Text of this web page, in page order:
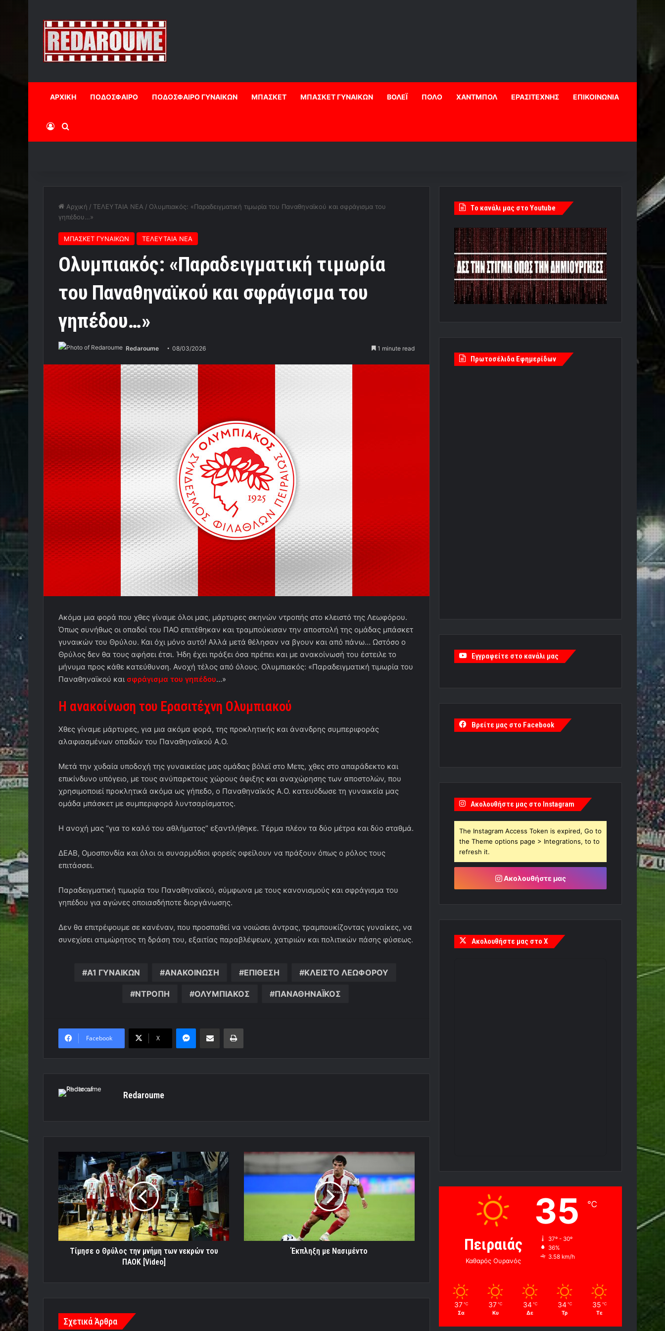
ΑΡΧΙΚΗ ΠΟΔΟΣΦΑΙΡΟ ΠΟΔΟΣΦΑΙΡΟ ΓΥΝΑΙΚΩΝ ΜΠΑΣΚΕΤ ΜΠΑΣΚΕΤ ΓΥΝΑΙΚΩΝ ΒΟΛΕΪ ΠΟΛΟ ΧΑΝΤΜΠΟΛ ΕΡΑΣΙΤΕΧΝΗΣ ΕΠΙΚΟΙΝΩΝΙΑ
Log InΑναζήτηση
Αρχική / ΤΕΛΕΥΤΑΙΑ ΝΕΑ / Ολυμπιακός: «Παραδειγματική τιμωρία του Παναθηναϊκού και σφράγισμα του
γηπέδου…»
ΜΠΑΣΚΕΤ ΓΥΝΑΙΚΩΝ ΤΕΛΕΥΤΑΙΑ ΝΕΑ
Ολυμπιακός: «Παραδειγματική τιμωρία
του Παναθηναϊκού και σφράγισμα του
γηπέδου…»
Redaroume 08/03/2026 1 minute read
Ακόμα μια φορά που χθες γίναμε όλοι μας, μάρτυρες σκηνών ντροπής στο κλειστό της Λεωφόρου.
Όπως συνήθως οι οπαδοί του ΠΑΟ επιτέθηκαν και τραμπούκισαν την αποστολή της ομάδας μπάσκετ
γυναικών του Θρύλου. Και όχι μόνο αυτό! Αλλά μετά θέλησαν να βγουν και από πάνω… Ωστόσο ο
Θρύλος δεν θα τους αφήσει έτσι. Ήδη έχει πράξει όσα πρέπει και με ανακοίνωσή του έστειλε το
μήνυμα προς κάθε κατεύθυνση. Ανοχή τέλος από όλους. Ολυμπιακός: «Παραδειγματική τιμωρία του
Παναθηναϊκού και σφράγισμα του γηπέδου…»
Η ανακοίνωση του Ερασιτέχνη Ολυμπιακού
Χθες γίναμε μάρτυρες, για μια ακόμα φορά, της προκλητικής και άνανδρης συμπεριφοράς
αλαφιασμένων οπαδών του Παναθηναϊκού Α.Ο.
Μετά την χυδαία υποδοχή της γυναικείας μας ομάδας βόλεϊ στο Μετς, χθες στο απαράδεκτο και
επικίνδυνο υπόγειο, με τους ανύπαρκτους χώρους άφιξης και αναχώρησης των αποστολών, που
χρησιμοποιεί προκλητικά ακόμα ως γήπεδο, ο Παναθηναϊκός Α.Ο. κατευόδωσε τη γυναικεία μας
ομάδα μπάσκετ με συμπεριφορά λυντσαρίσματος.
Η ανοχή μας “για το καλό του αθλήματος” εξαντλήθηκε. Τέρμα πλέον τα δύο μέτρα και δύο σταθμά.
ΔΕΑΒ, Ομοσπονδία και όλοι οι συναρμόδιοι φορείς οφείλουν να πράξουν όπως ο ρόλος τους
επιτάσσει.
Παραδειγματική τιμωρία του Παναθηναϊκού, σύμφωνα με τους κανονισμούς και σφράγισμα του
γηπέδου για αγώνες οποιασδήποτε διοργάνωσης.
Δεν θα επιτρέψουμε σε κανέναν, που προσπαθεί να νοιώσει άντρας, τραμπουκίζοντας γυναίκες, να
συνεχίσει ατιμώρητος τη δράση του, εξαιτίας παραβλέψεων, χατιριών και πολιτικών πάσης φύσεως.
Α1 ΓΥΝΑΙΚΩΝ ΑΝΑΚΟΙΝΩΣΗ ΕΠΙΘΕΣΗ ΚΛΕΙΣΤΟ ΛΕΩΦΟΡΟΥ
ΝΤΡΟΠΗ ΟΛΥΜΠΙΑΚΟΣ ΠΑΝΑΘΗΝΑΪΚΟΣ
Facebook X
MessengerΚοινοποίηση μέσω ηλεκτρονικού ταχυδρομείουΕκτύπωση
Redaroume
Τίμησε
Θρύλος
την
μνήμη
των
νεκρών
του
ΠΑΟΚ
[Video]Τίμησε ο Θρύλος την μνήμη των νεκρών του
ΠΑΟΚ [Video]
Έκπληξη
Νασιμέντο
Έκπληξη με Νασιμέντο
Σχετικά Άρθρα
Tο κανάλι μας στο Youtube
Πρωτοσέλιδα Εφημερίδων
Εγγραφείτε στο κανάλι μας
Βρείτε μας στο Facebook
Ακολουθήστε μας στο Instagram
The Instagram Access Token is expired, Go to
the Theme options page > Integrations, to to
refresh it.
Ακολουθήστε μας
Ακολουθήστε μας στο X
Πειραιάς
Καθαρός Ουρανός
35 ℃
37º - 30º
36%
3.58 km/h
37 ℃
Σα
37 ℃
Κυ
34 ℃
Δε
34 ℃
Τρ
35 ℃
Τε